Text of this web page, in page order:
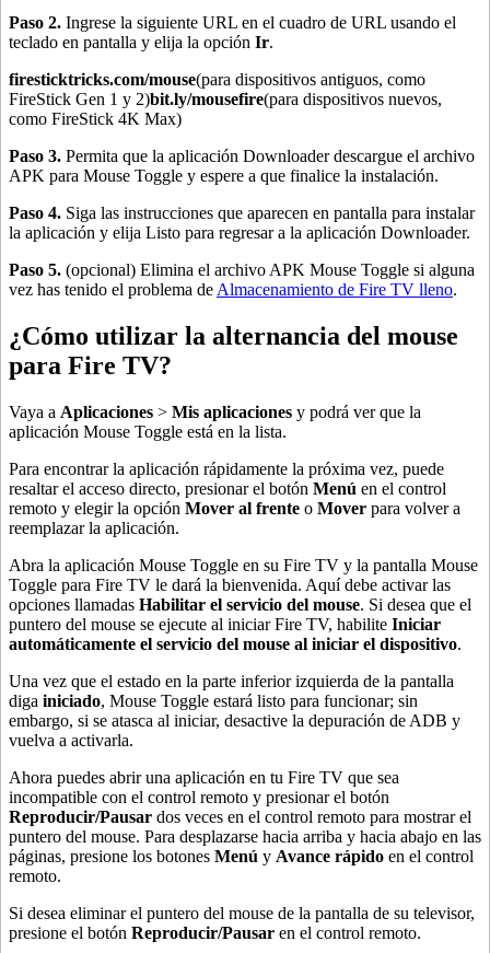
Paso 2. Ingrese la siguiente URL en el cuadro de URL usando el
teclado en pantalla y elija la opción Ir.
firesticktricks.com/mouse(para dispositivos antiguos, como
FireStick Gen 1 y 2)bit.ly/mousefire(para dispositivos nuevos,
como FireStick 4K Max)
Paso 3. Permita que la aplicación Downloader descargue el archivo
APK para Mouse Toggle y espere a que finalice la instalación.
Paso 4. Siga las instrucciones que aparecen en pantalla para instalar
la aplicación y elija Listo para regresar a la aplicación Downloader.
Paso 5. (opcional) Elimina el archivo APK Mouse Toggle si alguna
vez has tenido el problema de Almacenamiento de Fire TV lleno.
¿Cómo utilizar la alternancia del mouse
para Fire TV?
Vaya a Aplicaciones > Mis aplicaciones y podrá ver que la
aplicación Mouse Toggle está en la lista.
Para encontrar la aplicación rápidamente la próxima vez, puede
resaltar el acceso directo, presionar el botón Menú en el control
remoto y elegir la opción Mover al frente o Mover para volver a
reemplazar la aplicación.
Abra la aplicación Mouse Toggle en su Fire TV y la pantalla Mouse
Toggle para Fire TV le dará la bienvenida. Aquí debe activar las
opciones llamadas Habilitar el servicio del mouse. Si desea que el
puntero del mouse se ejecute al iniciar Fire TV, habilite Iniciar
automáticamente el servicio del mouse al iniciar el dispositivo.
Una vez que el estado en la parte inferior izquierda de la pantalla
diga iniciado, Mouse Toggle estará listo para funcionar; sin
embargo, si se atasca al iniciar, desactive la depuración de ADB y
vuelva a activarla.
Ahora puedes abrir una aplicación en tu Fire TV que sea
incompatible con el control remoto y presionar el botón
Reproducir/Pausar dos veces en el control remoto para mostrar el
puntero del mouse. Para desplazarse hacia arriba y hacia abajo en las
páginas, presione los botones Menú y Avance rápido en el control
remoto.
Si desea eliminar el puntero del mouse de la pantalla de su televisor,
presione el botón Reproducir/Pausar en el control remoto.